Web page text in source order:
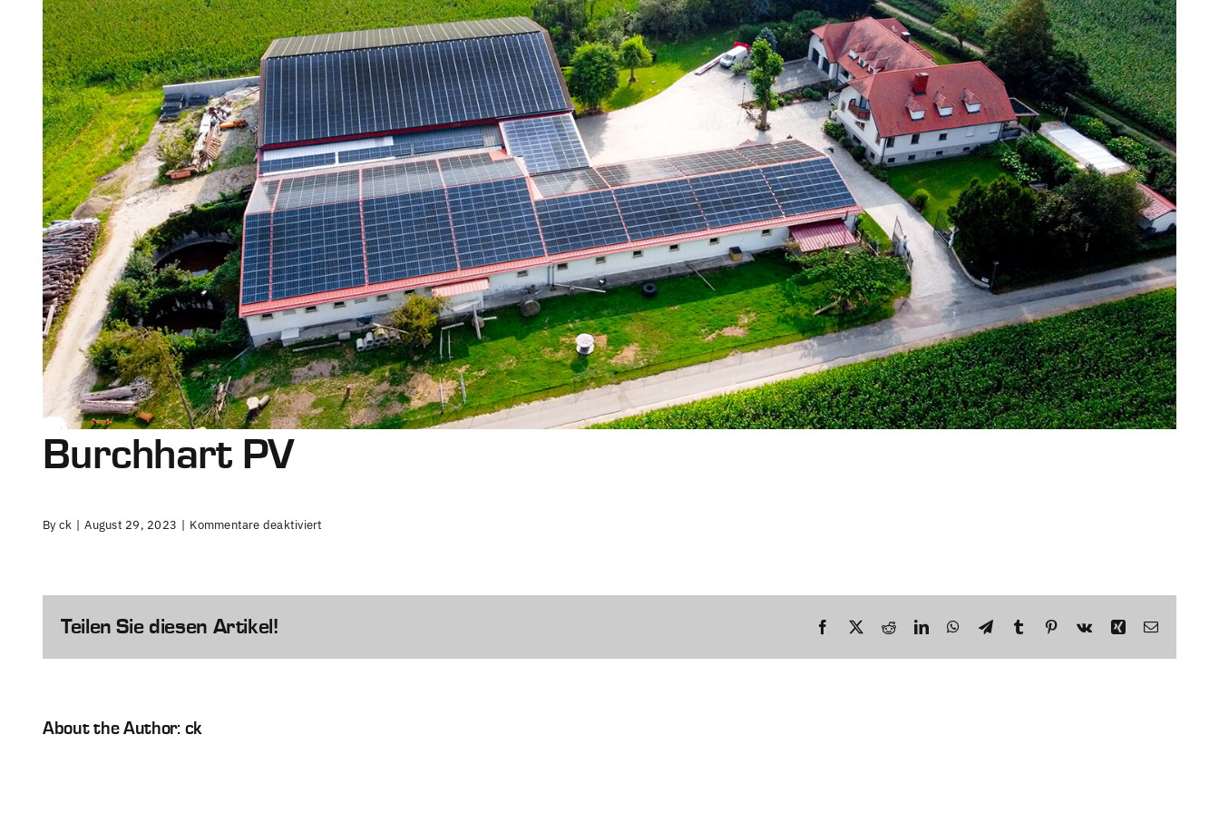
Burchhart PV
Byck August 29, 2023 Kommentare deaktiviert
Teilen Sie diesen Artikel! Facebook
TwitterRedditLinkedInWhatsApp
TelegramTumblr Pinterest
Vk Xing Email
About the Author: ck